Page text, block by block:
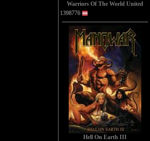
Warriors Of The World United
1398776
Hell On Earth III